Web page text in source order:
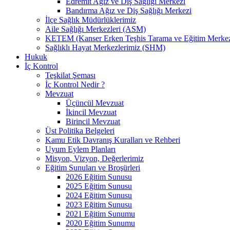
Bandırma Ağız ve Diş Sağlığı Merkezi
İlçe Sağlık Müdürlüklerimiz
Aile Sağlığı Merkezleri (ASM)
KETEM (Kanser Erken Teşhis Tarama ve Eğitim
Sağlıklı Hayat Merkezlerimiz (SHM)
Hukuk
İç Kontrol
Teşkilat Şeması
İç Kontrol Nedir ?
Mevzuat
Üçüncül Mevzuat
İkincil Mevzuat
Birincil Mevzuat
Üst Politika Belgeleri
Kamu Etik Davranış Kuralları ve Rehberi
Uyum Eylem Planları
Misyon, Vizyon, Değerlerimiz
Eğitim Sunuları ve Broşürleri
2026 Eğitim Sunusu
2025 Eğitim Sunusu
2024 Eğitim Sunusu
2023 Eğitim Sunusu
2021 Eğitim Sunumu
2020 Eğitim Sunumu